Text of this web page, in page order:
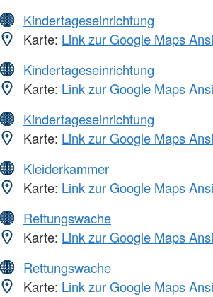
Kindertageseinrichtung
Karte: Link zur Google Maps
Kindertageseinrichtung
Karte: Link zur Google Maps
Kindertageseinrichtung
Karte: Link zur Google Maps
Kleiderkammer
Karte: Link zur Google Maps
Rettungswache
Karte: Link zur Google Maps
Rettungswache
Karte: Link zur Google Maps